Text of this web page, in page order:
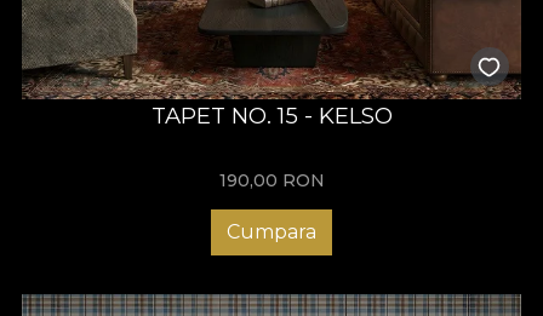
TAPET NO. 15 - KELSO
190,00 RON
Cumpara